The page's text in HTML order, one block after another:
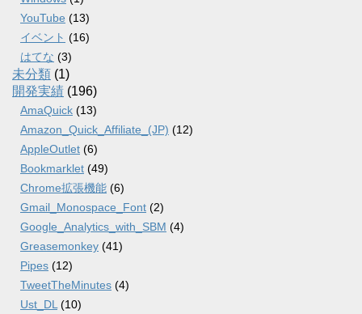
YouTube (13)
イベント (16)
はてな (3)
未分類 (1)
開発実績 (196)
AmaQuick (13)
Amazon_Quick_Affiliate_(JP) (12)
AppleOutlet (6)
Bookmarklet (49)
Chrome拡張機能 (6)
Gmail_Monospace_Font (2)
Google_Analytics_with_SBM (4)
Greasemonkey (41)
Pipes (12)
TweetTheMinutes (4)
Ust_DL (10)